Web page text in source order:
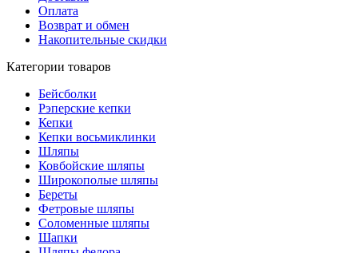
Оплата
Возврат и обмен
Накопительные скидки
Категории товаров
Бейсболки
Рэперские кепки
Кепки
Кепки восьмиклинки
Шляпы
Ковбойские шляпы
Широкополые шляпы
Береты
Фетровые шляпы
Соломенные шляпы
Шапки